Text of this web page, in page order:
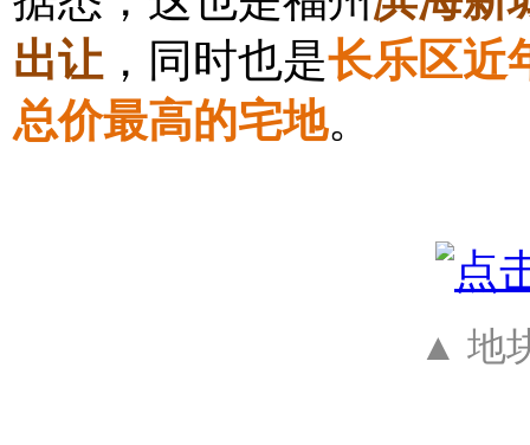
出让 ，同时也是长乐区近
总价最高的宅地。
▲ 地